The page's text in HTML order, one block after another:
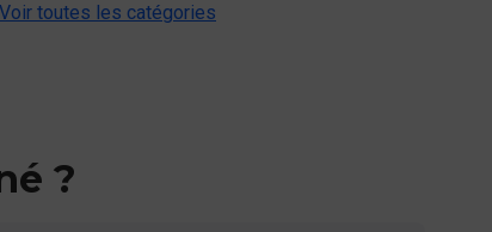
Voir toutes les catégories
?